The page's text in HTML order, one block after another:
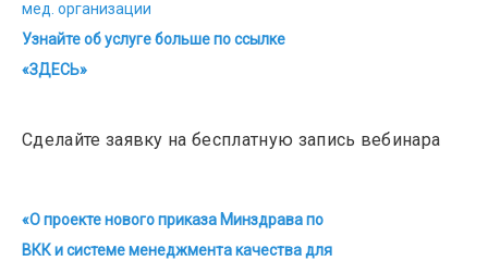
Узнайте об услуге больше по ссылке
«ЗДЕСЬ»
Сделайте заявку на бесплатную запись вебинара
«О проекте нового приказа Минздрава по
ВКК и системе менеджмента качества для